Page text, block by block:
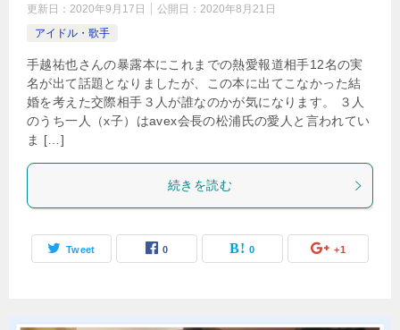
更新日： 2020年9月17日 公開日： 2020年8月21日
アイドル・歌手
手越祐也さんの暴露本にこれまでの熱愛報道相手12名の実
名が出て話題となりましたが、この本に出てこなかった結
婚を考えた交際相手３人が誰なのかが気になります。 ３人
のうち一人（x子）はavex会長の松浦氏の愛人と言われてい
ま […]
続きを読む
Tweet 0 0 +1